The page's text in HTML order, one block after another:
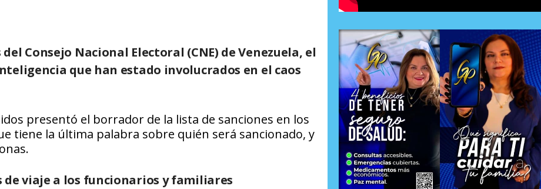
Consejo Nacional Electoral (CNE) de Venezuela, el
que han estado involucrados en el caos
presentó el borrador de la lista de sanciones en los
tiene la última palabra sobre quién será sancionado, y
viaje a los funcionarios y familiares